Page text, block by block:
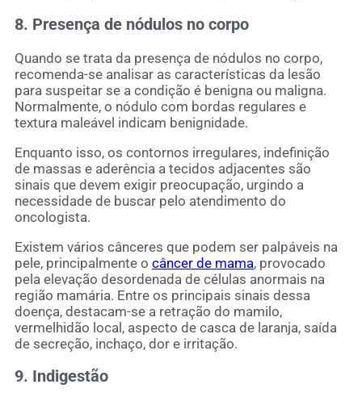
8. Presença de nódulos no corpo
Quando se trata da presença de nódulos no corpo,
recomenda-se analisar as características da lesão
para suspeitar se a condição é benigna ou maligna.
Normalmente, o nódulo com bordas regulares e
textura maleável indicam benignidade.
Enquanto isso, os contornos irregulares, indefinição
de massas e aderência a tecidos adjacentes são
sinais que devem exigir preocupação, urgindo a
necessidade de buscar pelo atendimento do
oncologista.
Existem vários cânceres que podem ser palpáveis na
pele, principalmente o câncer de mama, provocado
pela elevação desordenada de células anormais na
região mamária. Entre os principais sinais dessa
doença, destacam-se a retração do mamilo,
vermelhidão local, aspecto de casca de laranja, saída
de secreção, inchaço, dor e irritação.
9. Indigestão